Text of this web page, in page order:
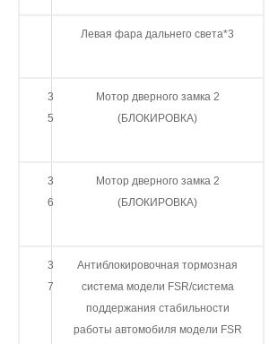
Левая фара дальнего света*3
3
5
Мотор дверного замка 2
(БЛОКИРОВКА)
3
6
Мотор дверного замка 2
(БЛОКИРОВКА)
3
7
Антиблокировочная тормозная
система модели FSR/система
поддержания стабильности
работы автомобиля модели FSR